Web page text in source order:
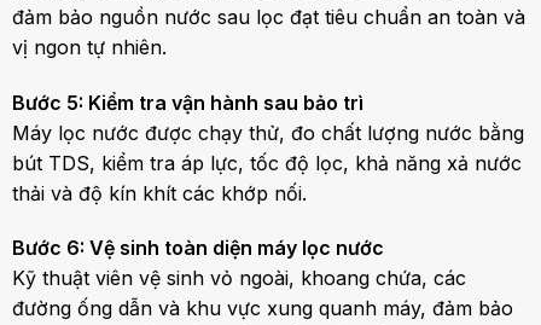
đảm bảo nguồn nước sau lọc đạt tiêu chuẩn an toàn và
vị ngon tự nhiên.
Bước 5: Kiểm tra vận hành sau bảo trì
Máy lọc nước được chạy thử, đo chất lượng nước bằng
bút TDS, kiểm tra áp lực, tốc độ lọc, khả năng xả nước
thải và độ kín khít các khớp nối.
Bước 6: Vệ sinh toàn diện máy lọc nước
Kỹ thuật viên vệ sinh vỏ ngoài, khoang chứa, các
đường ống dẫn và khu vực xung quanh máy, đảm bảo